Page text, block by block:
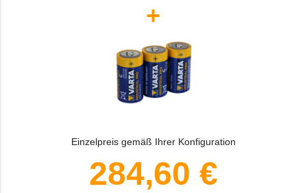
+
Einzelpreis gemäß Ihrer Konfiguration
284,60 €